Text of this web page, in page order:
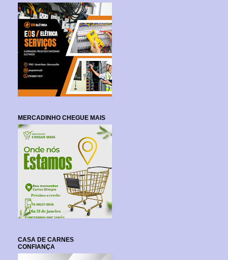
MERCADINHO CHEGUE MAIS
CASA DE CARNES
CONFIANÇA